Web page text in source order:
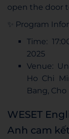
open the door
✨ Program
Time:
2025
Venue:
Ho Chi
Bang,
WESET
Anh cam